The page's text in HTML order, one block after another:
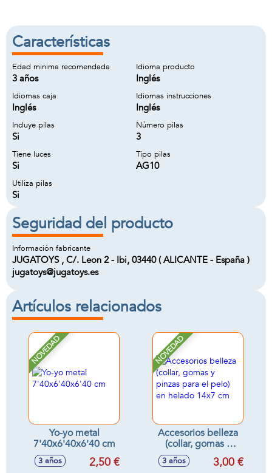
Características
Edad minima recomendada
3 años
Idioma producto
Inglés
Idiomas caja
Inglés
Idiomas instrucciones
Inglés
Incluye pilas
Si
Número pilas
3
Tiene luces
Si
Tipo pilas
AG10
Utiliza pilas
Si
Seguridad del producto
Información fabricante
JUGATOYS , C/. Leon 2 - Ibi, 03440 ( ALICANTE - España )
jugatoys@jugatoys.es
Artículos relacionados
NOVEDAD
Yo-yo metal
7'40x6'40x6'40 cm
3 años 2,50 €
NOVEDAD
Accesorios belleza
(collar, gomas y
pinzas para el pelo)
en helado 14x7 cm
3 años 3,00 €